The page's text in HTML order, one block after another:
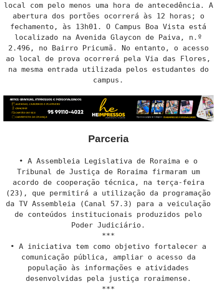
local com pelo menos uma hora de antecedência. A
abertura dos portões ocorrerá às 12 horas; o
fechamento, às 13h01. O Campus Boa Vista está
localizado na Avenida Glaycon de Paiva, n.º
2.496, no Bairro Pricumã. No entanto, o acesso
ao local de prova ocorrerá pela Via das Flores,
na mesma entrada utilizada pelos estudantes do
campus.
Parceria
• A Assembleia Legislativa de Roraima e o
Tribunal de Justiça de Roraima firmaram um
acordo de cooperação técnica, na terça-feira
(23), que permitirá a utilização da programação
da TV Assembleia (Canal 57.3) para a veiculação
de conteúdos institucionais produzidos pelo
Poder Judiciário.
***
• A iniciativa tem como objetivo fortalecer a
comunicação pública, ampliar o acesso da
população às informações e atividades
desenvolvidas pela justiça roraimense.
***